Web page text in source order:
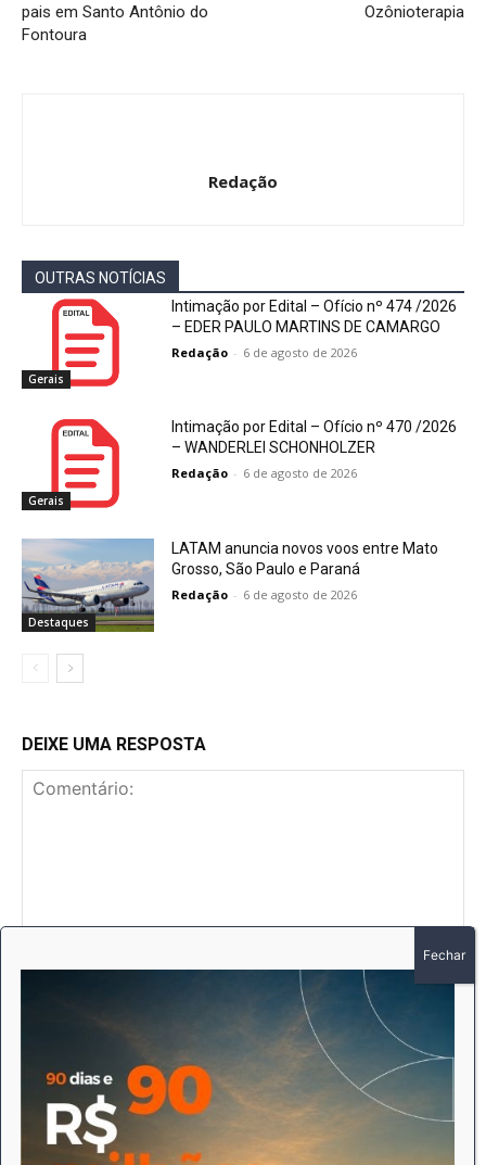
pais em Santo Antônio do
Fontoura
Ozônioterapia
Redação
OUTRAS NOTÍCIAS
Gerais
Intimação por Edital – Ofício nº 474 /2026
– EDER PAULO MARTINS DE CAMARGO
Redação - 6 de agosto de 2026
Gerais
Intimação por Edital – Ofício nº 470 /2026
– WANDERLEI SCHONHOLZER
Redação - 6 de agosto de 2026
Destaques
LATAM anuncia novos voos entre Mato
Grosso, São Paulo e Paraná
Redação - 6 de agosto de 2026
DEIXE UMA RESPOSTA